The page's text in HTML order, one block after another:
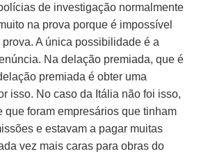
de investigação normalmente
na prova porque é impossível
A única possibilidade é a
Na delação premiada, que é
premiada é obter uma
isso. No caso da Itália não foi isso,
que foram empresários que tinham
e estavam a pagar muitas
vez mais caras para obras do